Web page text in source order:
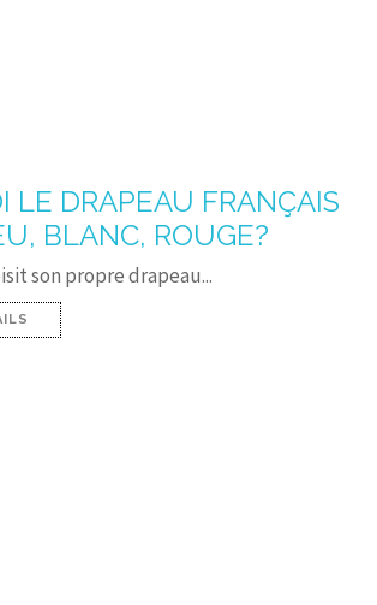
LE DRAPEAU FRANÇAIS
BLANC, ROUGE?
son propre drapeau...